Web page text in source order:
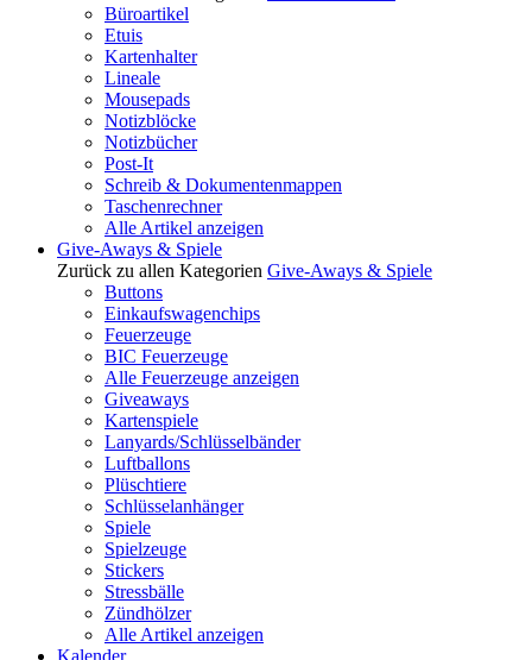
Büroartikel
Etuis
Kartenhalter
Lineale
Mousepads
Notizblöcke
Notizbücher
Post-It
Schreib & Dokumentenmappen
Taschenrechner
Alle Artikel anzeigen
Give-Aways & Spiele
Zurück zu allen Kategorien Give-Aways & Spiele
Buttons
Einkaufswagenchips
Feuerzeuge
BIC Feuerzeuge
Alle Feuerzeuge anzeigen
Giveaways
Kartenspiele
Lanyards/Schlüsselbänder
Luftballons
Plüschtiere
Schlüsselanhänger
Spiele
Spielzeuge
Stickers
Stressbälle
Zündhölzer
Alle Artikel anzeigen
Kalender